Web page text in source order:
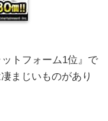
トフォーム1位』で
まじいものがあり